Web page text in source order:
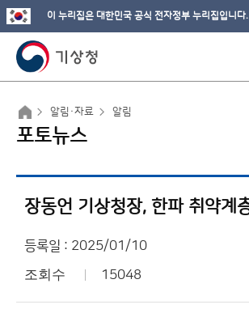
이 누리집은 대한민국 공식 전자정부 누리집입니다.
알림·자료 알림
포토뉴스
등록일 : 2025/01/10
조회수 15048